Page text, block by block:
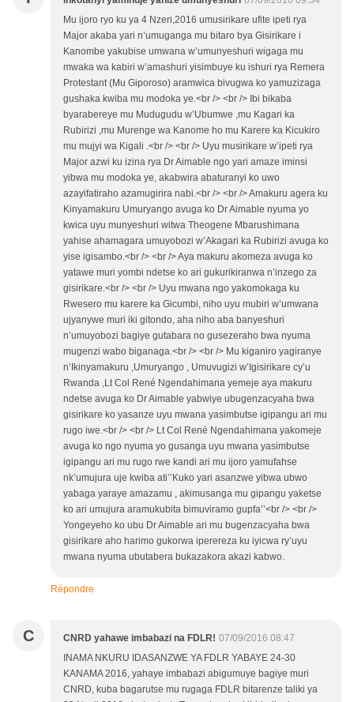
Mu ijoro ryo ku ya 4 Nzeri,2016 umusirikare ufite ipeti rya
Major akaba yari n’umuganga mu bitaro bya Gisirikare i
Kanombe yakubise umwana w’umunyeshuri wigaga mu
mwaka wa kabiri w’amashuri yisimbuye ku ishuri rya Remera
Protestant (Mu Giporoso) aramwica bivugwa ko yamuzizaga
gushaka kwiba mu modoka ye.<br /> <br /> Ibi bikaba
byarabereye mu Mudugudu w’Ubumwe ,mu Kagari ka
Rubirizi ,mu Murenge wa Kanome ho mu Karere ka Kicukiro
mu mujyi wa Kigali .<br /> <br /> Uyu musirikare w’ipeti rya
Major azwi ku izina rya Dr Aimable ngo yari amaze iminsi
yibwa mu modoka ye, akabwira abaturanyi ko uwo
azayifatiraho azamugirira nabi.<br /> <br /> Amakuru agera ku
Kinyamakuru Umuryango avuga ko Dr Aimable nyuma yo
kwica uyu munyeshuri witwa Theogene Mbarushimana
yahise ahamagara umuyobozi w’Akagari ka Rubirizi avuga ko
yise igisambo.<br /> <br /> Aya makuru akomeza avuga ko
yatawe muri yombi ndetse ko ari gukurikiranwa n’inzego za
gisirikare.<br /> <br /> Uyu mwana ngo yakomokaga ku
Rwesero mu karere ka Gicumbi, niho uyu mubiri w’umwana
ujyanywe muri iki gitondo, aha niho aba banyeshuri
n’umuyobozi bagiye gutabara no gusezeraho bwa nyuma
mugenzi wabo biganaga.<br /> <br /> Mu kiganiro yagiranye
n’Ikinyamakuru ,Umuryango , Umuvugizi w’Igisirikare cy’u
Rwanda ,Lt Col René Ngendahimana yemeje aya makuru
ndetse avuga ko Dr Aimable yabwiye ubugenzacyaha bwa
gisirikare ko yasanze uyu mwana yasimbutse igipangu ari mu
rugo iwe.<br /> <br /> Lt Col René Ngendahimana yakomeje
avuga ko ngo nyuma yo gusanga uyu mwana yasimbutse
igipangu ari mu rugo rwe kandi ari mu ijoro yamufahse
nk’umujura uje kwiba ati’’Kuko yari asanzwe yibwa ubwo
yabaga yaraye amazamu , akimusanga mu gipangu yaketse
ko ari umujura aramukubita bimuviramo gupfa’’<br /> <br />
Yongeyeho ko ubu Dr Aimable ari mu bugenzacyaha bwa
gisirikare aho harimo gukorwa iperereza ku iyicwa ry’uyu
mwana nyuma ubutabera bukazakora akazi kabwo.
Répondre
C CNRD yahawe imbabazi na FDLR! 07/09/2016 08:47
INAMA NKURU IDASANZWE YA FDLR YABAYE 24-30
KANAMA 2016, yahaye imbabazi abigumuye bagiye muri
CNRD, kuba bagarutse mu rugaga FDLR bitarenze taliki ya